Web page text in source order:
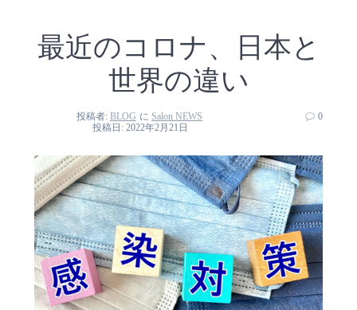
最近のコロナ、日本と
世界の違い
投稿者: BLOG に Salon NEWS
投稿日: 2022年2月21日
0